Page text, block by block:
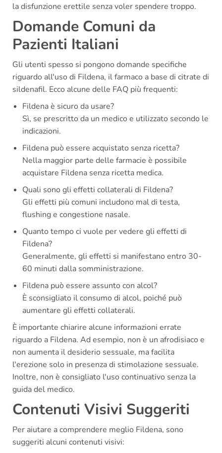
la disfunzione erettile senza voler spendere troppo.
Domande Comuni da
Pazienti Italiani
Gli utenti spesso si pongono domande specifiche
riguardo all'uso di Fildena, il farmaco a base di citrate di
sildenafil. Ecco alcune delle FAQ più frequenti:
Fildena è sicuro da usare?
Sì, se prescritto da un medico e utilizzato secondo le
indicazioni.
Fildena può essere acquistato senza ricetta?
Nella maggior parte delle farmacie è possibile
acquistare Fildena senza ricetta medica.
Quali sono gli effetti collaterali di Fildena?
Gli effetti più comuni includono mal di testa,
flushing e congestione nasale.
Quanto tempo ci vuole per vedere gli effetti di
Fildena?
Generalmente, gli effetti si manifestano entro 30-
60 minuti dalla somministrazione.
Fildena può essere assunto con alcol?
È sconsigliato il consumo di alcol, poiché può
aumentare gli effetti collaterali.
È importante chiarire alcune informazioni errate
riguardo a Fildena. Ad esempio, non è un afrodisiaco e
non aumenta il desiderio sessuale, ma facilita
l'erezione solo in presenza di stimolazione sessuale.
Inoltre, non è consigliato l'uso continuativo senza la
guida del medico.
Contenuti Visivi Suggeriti
Per aiutare a comprendere meglio Fildena, sono
suggeriti alcuni contenuti visivi: